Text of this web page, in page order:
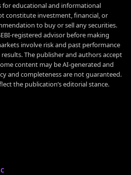
for educational and informational
constitute investment, financial, or
to buy or sell any securities.
registered advisor before making
involve risk and past performance
The publisher and authors accept
content may be AI-generated and
and completeness are not guaranteed.
the publication’s editorial stance.